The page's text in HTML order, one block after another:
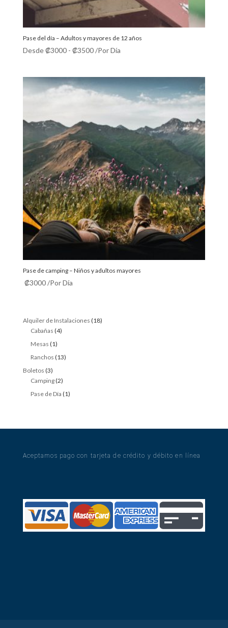
Pase del día – Adultos y mayores de 12 años
Desde₡3000- ₡3500/Por Día
Pase de camping – Niños y adultos mayores
₡3000/Por Día
Alquiler de Instalaciones 1818
Cabañas 44
Mesas 11
product
Ranchos 1313
Boletos 33
products
Camping 22
products
Pase de Día 11
Aceptamos pago con tarjeta de crédito y débito en línea